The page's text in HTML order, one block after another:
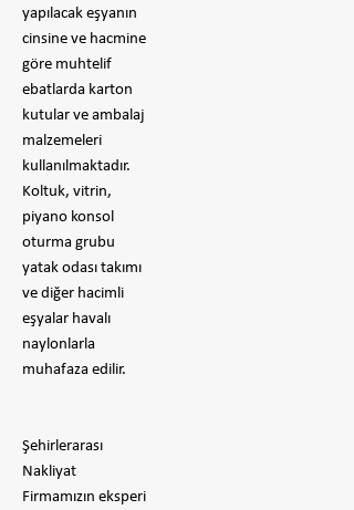
yapılacak eşyanın
cinsine ve hacmine
göre muhtelif
ebatlarda karton
kutular ve ambalaj
malzemeleri
kullanılmaktadır.
Koltuk, vitrin,
piyano konsol
oturma grubu
yatak odası takımı
ve diğer hacimli
eşyalar havalı
naylonlarla
muhafaza edilir.
Şehirlerarası
Nakliyat
Firmamızın eksperi